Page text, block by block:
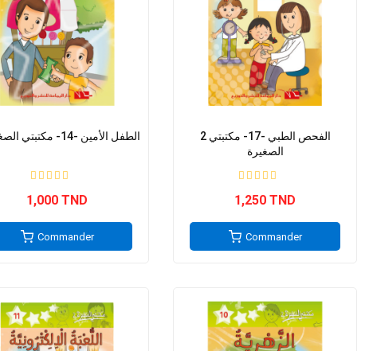
2 الطفل الأمين -14- مكتبتي الصغيرة
1,000 TND
Commander
2 الفحص الطبي -17- مكتبتي
الصغيرة
1,250 TND
Commander